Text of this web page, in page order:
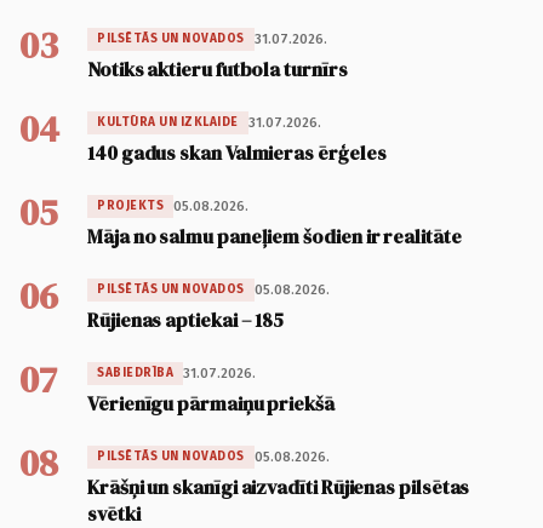
03 PILSĒTĀS UN NOVADOS 31.07.2026.
Notiks aktieru futbola turnīrs
04 KULTŪRA UN IZKLAIDE 31.07.2026.
140 gadus skan Valmieras ērģeles
05 PROJEKTS 05.08.2026.
Māja no salmu paneļiem šodien ir realitāte
06 PILSĒTĀS UN NOVADOS 05.08.2026.
Rūjienas aptiekai – 185
07 SABIEDRĪBA 31.07.2026.
Vērienīgu pārmaiņu priekšā
08 PILSĒTĀS UN NOVADOS 05.08.2026.
Krāšņi un skanīgi aizvadīti Rūjienas pilsētas
svētki